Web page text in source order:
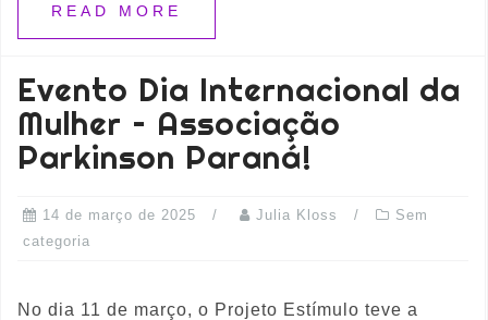
READ MORE
Evento Dia Internacional da
Mulher – Associação
Parkinson Paraná!
14 de março de 2025 Julia Kloss
Sem
categoria
No dia 11 de março, o Projeto Estímulo teve a